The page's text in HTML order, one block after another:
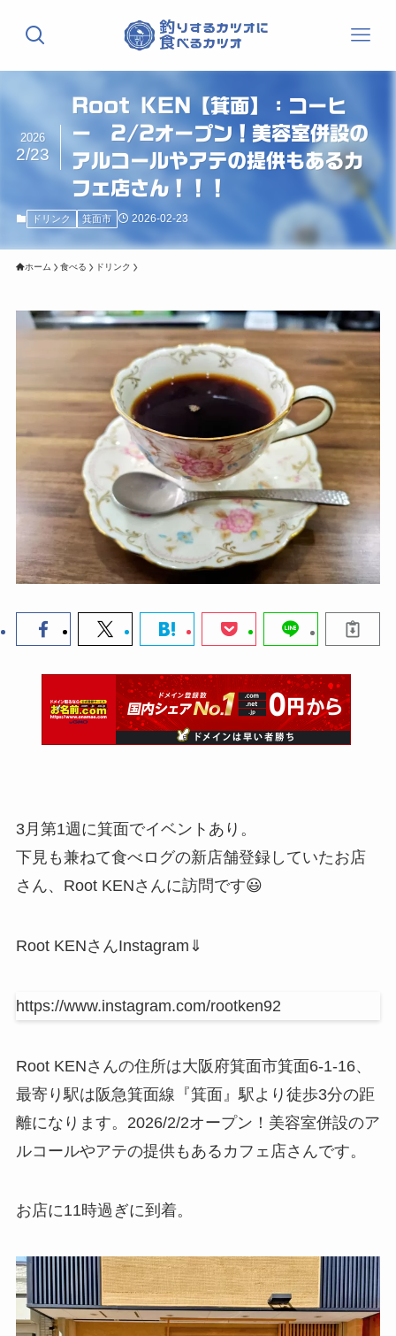
Root KEN【箕面】：コーヒ
ー 2/2オープン！美容室併設の
アルコールやアテの提供もあるカ
フェ店さん！！！
2026
2/23
ドリンク 箕面市 2026-02-23
ホーム 食べる ドリンク
3月第1週に箕面でイベントあり。
下見も兼ねて食べログの新店舗登録していたお店
さん、Root KENさんに訪問です😃
Root KENさんInstagram⇓
https://www.instagram.com/rootken92
Root KENさんの住所は大阪府箕面市箕面6-1-16、
最寄り駅は阪急箕面線『箕面』駅より徒歩3分の距
離になります。2026/2/2オープン！美容室併設のア
ルコールやアテの提供もあるカフェ店さんです。
お店に11時過ぎに到着。